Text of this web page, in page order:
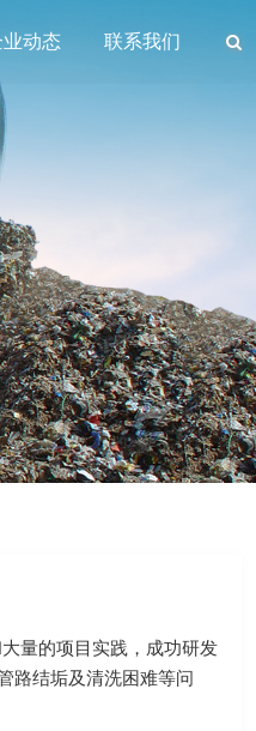
业动态 联系我们
量的项目实践，成功研发
路结垢及清洗困难等问